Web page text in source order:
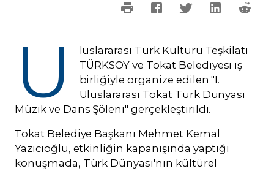
U
luslararası Türk Kültürü Teşkilatı
TÜRKSOY ve Tokat Belediyesi iş
birliğiyle organize edilen "I.
Uluslararası Tokat Türk Dünyası
Müzik ve Dans Şöleni" gerçekleştirildi.
Tokat Belediye Başkanı Mehmet Kemal
Yazıcıoğlu, etkinliğin kapanışında yaptığı
konuşmada, Türk Dünyası'nın kültürel